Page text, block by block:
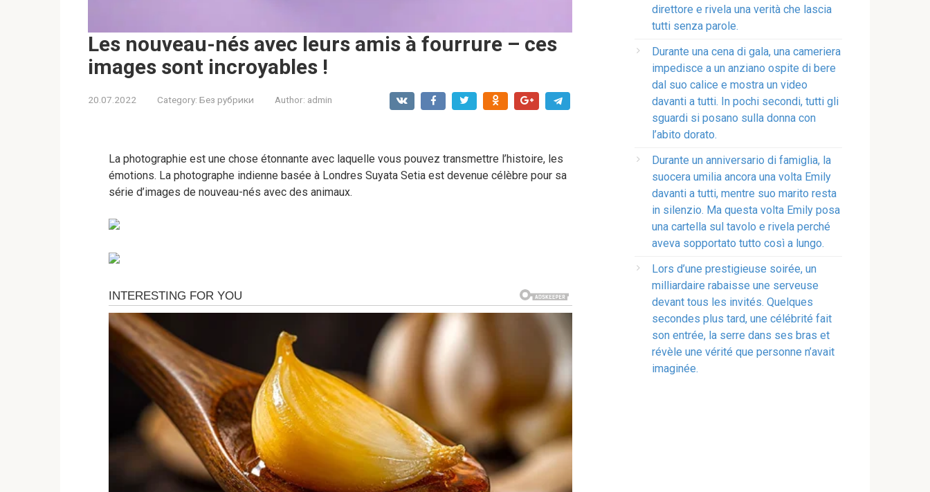
Les nouveau-nés avec leurs amis à fourrure – ces
images sont incroyables !
20.07.2022 Category: Без рубрики Author: admin
La photographie est une chose étonnante avec laquelle vous pouvez transmettre l’histoire, les
émotions. La photographe indienne basée à Londres Suyata Setia est devenue célèbre pour sa
série d’images de nouveau-nés avec des animaux.
direttore e rivela una verità che lascia
tutti senza parole.
Durante una cena di gala, una cameriera
impedisce a un anziano ospite di bere
dal suo calice e mostra un video
davanti a tutti. In pochi secondi, tutti gli
sguardi si posano sulla donna con
l’abito dorato.
Durante un anniversario di famiglia, la
suocera umilia ancora una volta Emily
davanti a tutti, mentre suo marito resta
in silenzio. Ma questa volta Emily posa
una cartella sul tavolo e rivela perché
aveva sopportato tutto così a lungo.
Lors d’une prestigieuse soirée, un
milliardaire rabaisse une serveuse
devant tous les invités. Quelques
secondes plus tard, une célébrité fait
son entrée, la serre dans ses bras et
révèle une vérité que personne n’avait
imaginée.